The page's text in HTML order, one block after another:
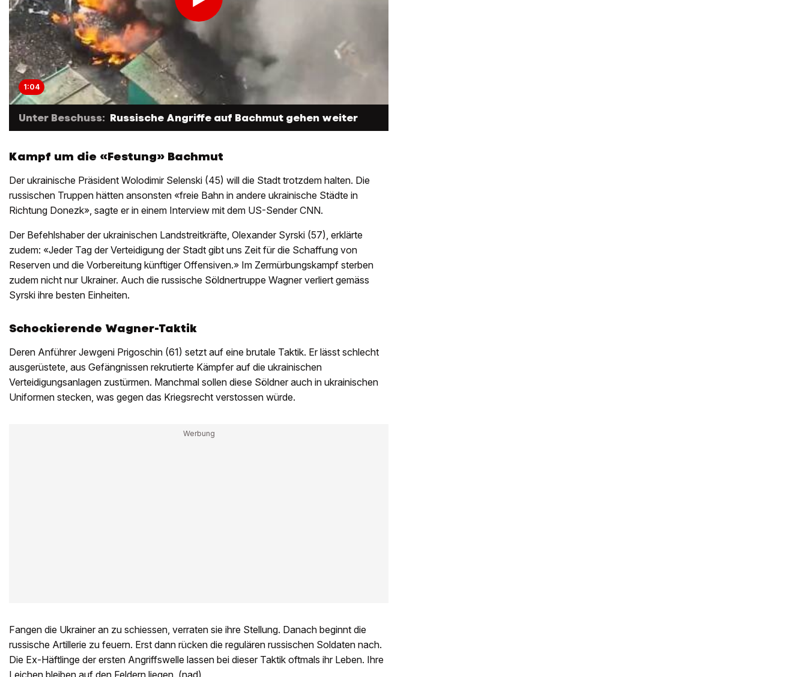
1:04
Unter Beschuss: Russische Angriffe auf Bachmut gehen weiter
Kampf um die «Festung» Bachmut
Der ukrainische Präsident Wolodimir Selenski (45) will die Stadt trotzdem halten. Die
russischen Truppen hätten ansonsten «freie Bahn in andere ukrainische Städte in
Richtung Donezk», sagte er in einem Interview mit dem US-Sender CNN.
Der Befehlshaber der ukrainischen Landstreitkräfte, Olexander Syrski (57), erklärte
zudem: «Jeder Tag der Verteidigung der Stadt gibt uns Zeit für die Schaffung von
Reserven und die Vorbereitung künftiger Offensiven.» Im Zermürbungskampf sterben
zudem nicht nur Ukrainer. Auch die russische Söldnertruppe Wagner verliert gemäss
Syrski ihre besten Einheiten.
Schockierende Wagner-Taktik
Deren Anführer Jewgeni Prigoschin (61) setzt auf eine brutale Taktik. Er lässt schlecht
ausgerüstete, aus Gefängnissen rekrutierte Kämpfer auf die ukrainischen
Verteidigungsanlagen zustürmen. Manchmal sollen diese Söldner auch in ukrainischen
Uniformen stecken, was gegen das Kriegsrecht verstossen würde.
Fangen die Ukrainer an zu schiessen, verraten sie ihre Stellung. Danach beginnt die
russische Artillerie zu feuern. Erst dann rücken die regulären russischen Soldaten nach.
Die Ex-Häftlinge der ersten Angriffswelle lassen bei dieser Taktik oftmals ihr Leben. Ihre
Leichen bleiben auf den Feldern liegen. (nad)